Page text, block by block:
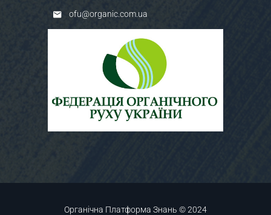
ofu@organic.com.ua
Органічна Платформа Знань © 2024